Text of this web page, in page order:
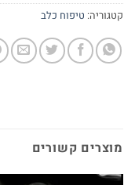
קטגוריה: טיפוח כלב
מוצרים קשורים